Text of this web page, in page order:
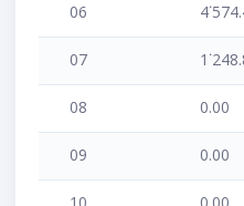
06
07
08 0.00
09 0.00